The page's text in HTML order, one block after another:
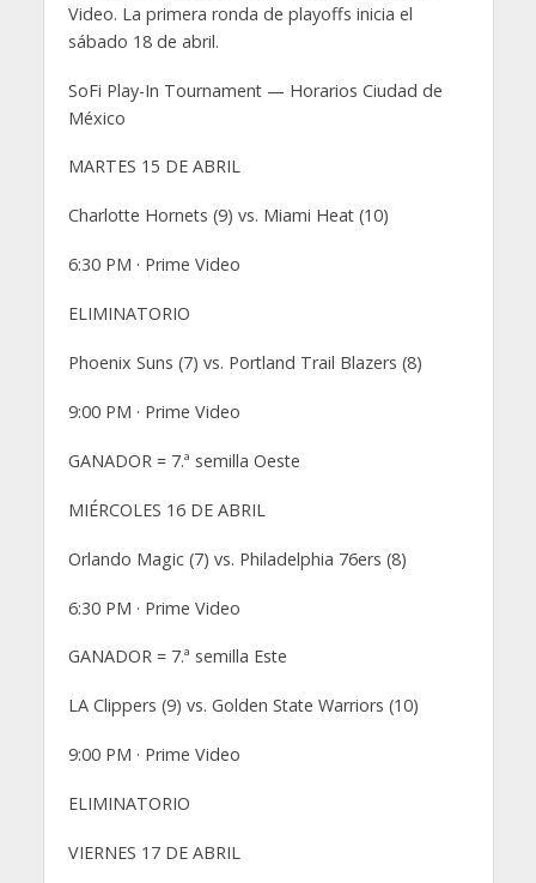
Video. La primera ronda de playoffs inicia el
sábado 18 de abril.
SoFi Play-In Tournament — Horarios Ciudad de
México
MARTES 15 DE ABRIL
Charlotte Hornets (9) vs. Miami Heat (10)
6:30 PM · Prime Video
ELIMINATORIO
Phoenix Suns (7) vs. Portland Trail Blazers (8)
9:00 PM · Prime Video
GANADOR = 7.ª semilla Oeste
MIÉRCOLES 16 DE ABRIL
Orlando Magic (7) vs. Philadelphia 76ers (8)
6:30 PM · Prime Video
GANADOR = 7.ª semilla Este
LA Clippers (9) vs. Golden State Warriors (10)
9:00 PM · Prime Video
ELIMINATORIO
VIERNES 17 DE ABRIL